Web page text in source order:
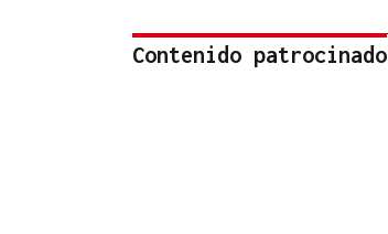
Contenido patrocinado